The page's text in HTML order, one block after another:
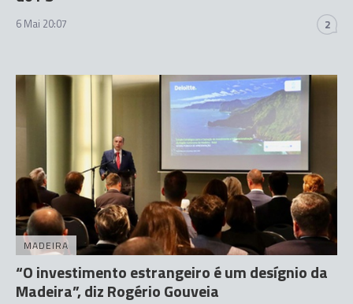
6 Mai 20:07 2
MADEIRA
“O investimento estrangeiro é um desígnio da
Madeira”, diz Rogério Gouveia